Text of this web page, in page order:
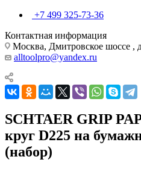
+7 499 325-73-36
Контактная информация
Москва, Дмитровское шоссе ,
alltoolpro@yandex.ru
SCHTAER GRIP
круг D225 на
(набор)